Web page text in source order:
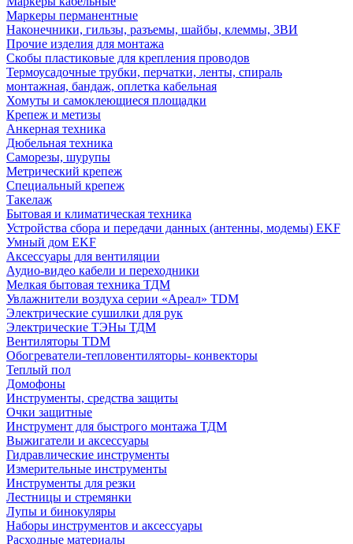
Маркеры перманентные
Наконечники, гильзы, разъемы, шайбы, клеммы, ЗВИ
Прочие изделия для монтажа
Скобы пластиковые для крепления проводов
Термоусадочные трубки, перчатки, ленты, спираль
монтажная, бандаж, оплетка кабельная
Хомуты и самоклеющиеся площадки
Крепеж и метизы
Анкерная техника
Дюбельная техника
Саморезы, шурупы
Метрический крепеж
Специальный крепеж
Такелаж
Бытовая и климатическая техника
Устройства сбора и передачи данных (антенны, модемы) EKF
Умный дом EKF
Аксессуары для вентиляции
Аудио-видео кабели и переходники
Мелкая бытовая техника ТДМ
Увлажнители воздуха серии «Ареал» TDM
Электрические сушилки для рук
Электрические ТЭНы ТДМ
Вентиляторы TDM
Обогреватели-тепловентиляторы- конвекторы
Теплый пол
Домофоны
Инструменты, средства защиты
Очки защитные
Инструмент для быстрого монтажа ТДМ
Выжигатели и аксессуары
Гидравлические инструменты
Измерительные инструменты
Инструменты для резки
Лестницы и стремянки
Лупы и бинокуляры
Наборы инструментов и аксессуары
Расходные материалы